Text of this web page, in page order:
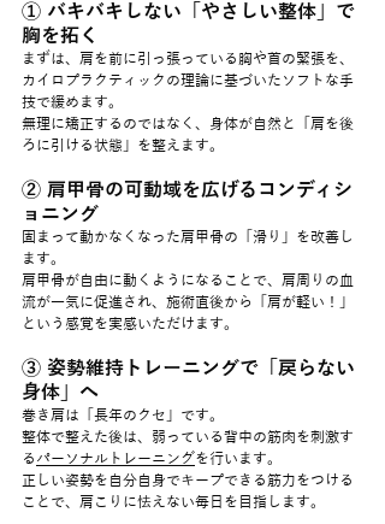
① バキバキしない「やさしい整体」で
胸を拓く
まずは、肩を前に引っ張っている胸や首の緊張を、
カイロプラクティックの理論に基づいたソフトな手
技で緩めます。
無理に矯正するのではなく、身体が自然と「肩を後
ろに引ける状態」を整えます。
② 肩甲骨の可動域を広げるコンディシ
ョニング
固まって動かなくなった肩甲骨の「滑り」を改善し
ます。
肩甲骨が自由に動くようになることで、肩周りの血
流が一気に促進され、施術直後から「肩が軽い！」
という感覚を実感いただけます。
③ 姿勢維持トレーニングで「戻らない
身体」へ
巻き肩は「長年のクセ」です。
整体で整えた後は、弱っている背中の筋肉を刺激す
る パーソナルトレーニングを行います。
正しい姿勢を自分自身でキープできる筋力をつける
ことで、肩こりに怯えない毎日を目指します。